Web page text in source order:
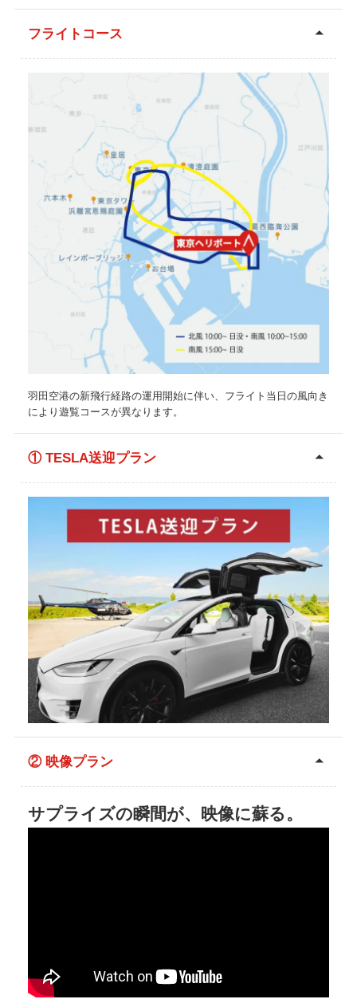
フライトコース
羽田空港の新飛行経路の運用開始に伴い、フライト当日の風向き
により遊覧コースが異なります。
① TESLA送迎プラン
② 映像プラン
サプライズの瞬間が、映像に蘇る。